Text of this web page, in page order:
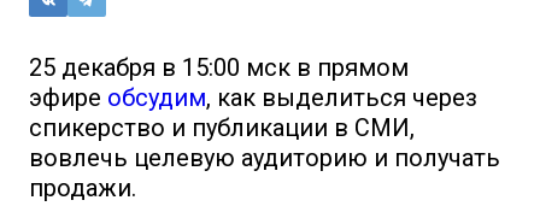
25 декабря в 15:00 мск в прямом
эфире обсудим, как выделиться через
спикерство и публикации в СМИ,
вовлечь целевую аудиторию и получать
продажи.